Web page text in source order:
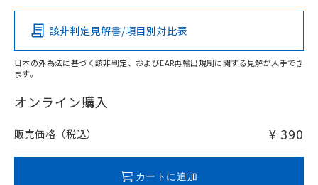
該非判定見解書/項目別対比表
日本の外為法に基づく該非判定、およびEAR再輸出規制に関する見解が入手でき
ます。
オンライン購入
販売価格（税込） ¥ 390
カートに追加